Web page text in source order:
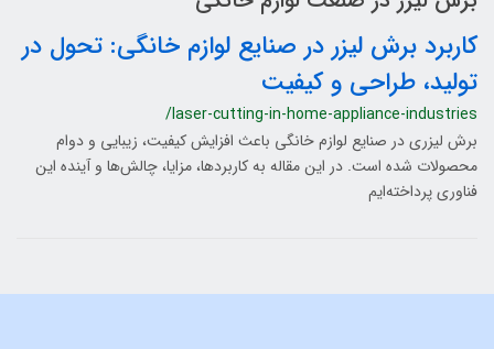
کاربرد برش لیزر در صنایع لوازم خانگی: تحول در
تولید، طراحی و کیفیت
/laser-cutting-in-home-appliance-industries
برش لیزری در صنایع لوازم خانگی باعث افزایش کیفیت، زیبایی و دوام
محصولات شده است. در این مقاله به کاربردها، مزایا، چالش‌ها و آینده این
فناوری پرداخته‌ایم